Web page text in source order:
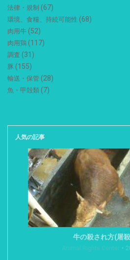
法律・規制 (67)
環境、食糧、持続可能性 (68)
肉用牛 (52)
肉用鶏 (117)
調査 (31)
豚 (155)
輸送・保管 (28)
魚・甲殻類 (7)
人気の記事
牛の殺され方(屠
Animal Rights Center